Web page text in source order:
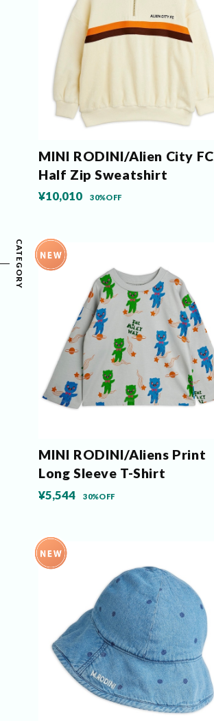
CATEGORY
MINI RODINI/Alien City FC
Half Zip Sweatshirt
¥10,010 30%OFF
MINI RODINI/Aliens Print
Long Sleeve T-Shirt
¥5,544 30%OFF